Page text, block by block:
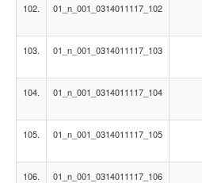
102. 01_n_001_0314011117_102
103. 01_n_001_0314011117_103
104. 01_n_001_0314011117_104
105. 01_n_001_0314011117_105
106. 01_n_001_0314011117_106